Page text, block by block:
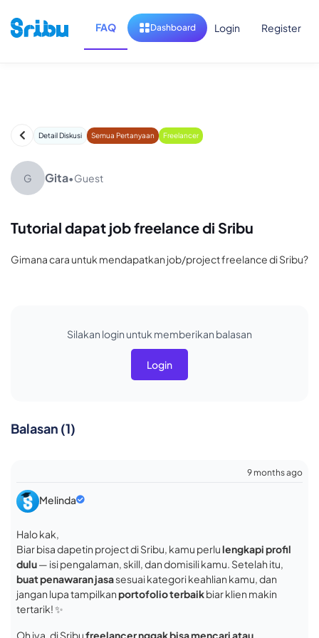
FAQ Dashboard Login Register
Detail Diskusi Semua Pertanyaan Freelancer
G Gita•Guest
Tutorial dapat job freelance di Sribu
Gimana cara untuk mendapatkan job/project freelance di Sribu?
Silakan login untuk memberikan balasan
Login
Balasan (1)
9 months ago
Melinda
Halo kak,
Biar bisa dapetin project di Sribu, kamu perlulengkapi profil
dulu— isi pengalaman, skill, dan domisili kamu. Setelah itu,
buat penawaran jasasesuai kategori keahlian kamu, dan
jangan lupa tampilkanportofolio terbaikbiar klien makin
tertarik! ✨
Oh iya, di Sribufreelancer nggak bisa mencari atau